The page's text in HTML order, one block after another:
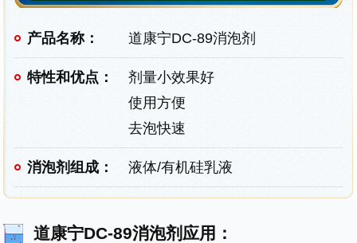
产品名称： 道康宁DC-89消泡剂
特性和优点：
剂量小效果好
使用方便
去泡快速
消泡剂组成： 液体/有机硅乳液
道康宁DC-89消泡剂应用：